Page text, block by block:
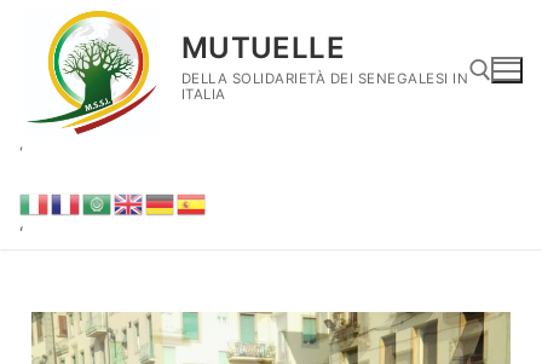
MUTUELLE
DELLA SOLIDARIETÀ DEI SENEGALESI IN
ITALIA
‘
‘